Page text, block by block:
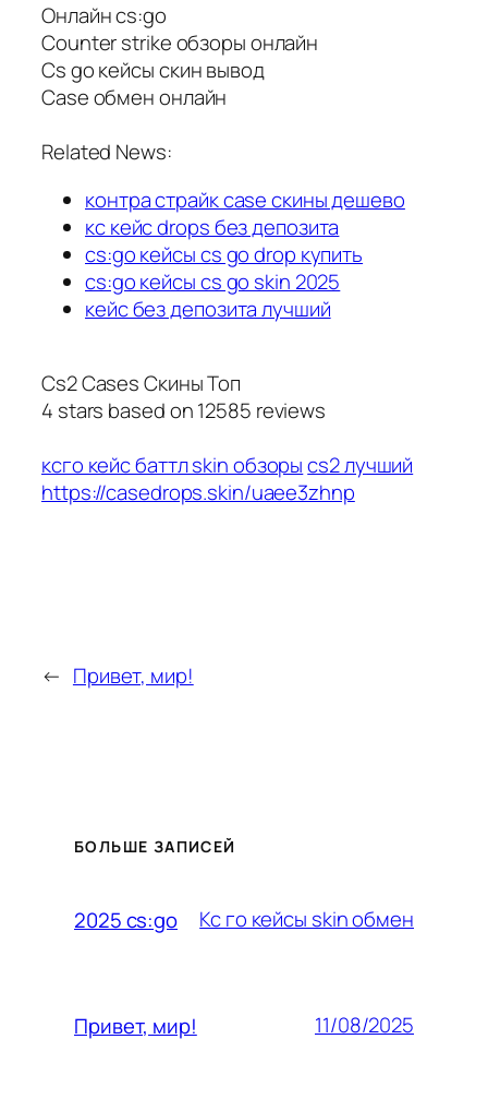
Онлайн cs:go
Counter strike обзоры онлайн
Cs go кейсы скин вывод
Case обмен онлайн
Related News:
контра страйк case скины дешево
кс кейс drops без депозита
cs:go кейсы cs go drop купить
cs:go кейсы cs go skin 2025
кейс без депозита лучший
Cs2 Cases Скины Топ
4 stars based on12585 reviews
ксго кейс баттл skin обзоры cs2 лучший
https://casedrops.skin/uaee3zhnp
← Привет, мир!
БОЛЬШЕ ЗАПИСЕЙ
2025 cs:go Кс го кейсы skin обмен
Привет, мир! 11/08/2025